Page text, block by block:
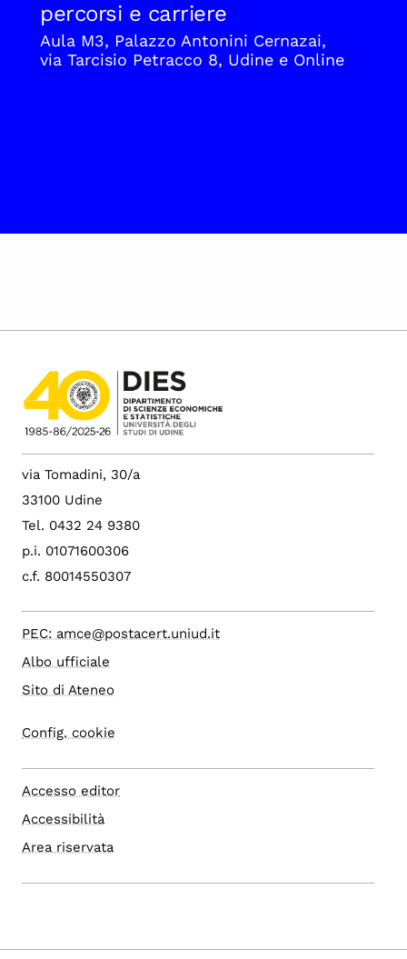
percorsi e carriere
Aula M3, Palazzo Antonini Cernazai,
via Tarcisio Petracco 8, Udine e Online
via Tomadini, 30/a
33100 Udine
Tel. 0432 24 9380
p.i. 01071600306
c.f. 80014550307
PEC: amce@postacert.uniud.it
Albo ufficiale
Sito di Ateneo
Config. cookie
Accesso editor
Accessibilità
Area riservata